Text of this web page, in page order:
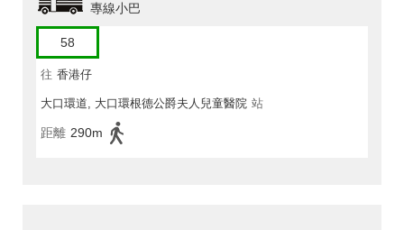
專線小巴
58
往 香港仔
大口環道, 大口環根德公爵夫人兒童醫院 站
距離 290m